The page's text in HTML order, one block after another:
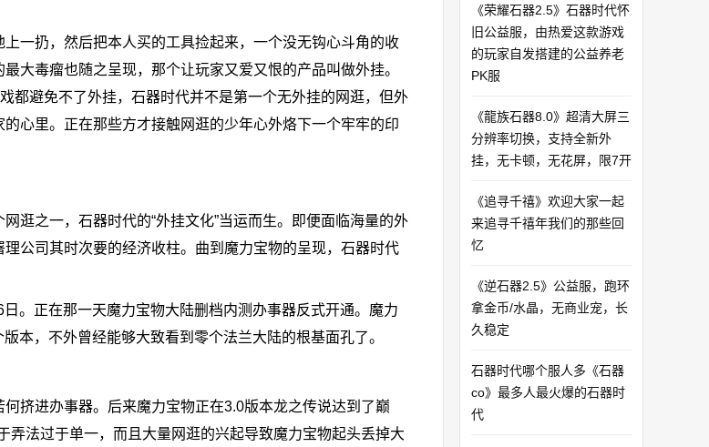
扔，然后把本人买的工具捡起来，一个没无钩心斗角的收
大毒瘤也随之呈现，那个让玩家又爱又恨的产品叫做外挂。
都避免不了外挂，石器时代并不是第一个无外挂的网逛，但外
心里。正在那些方才接触网逛的少年心外烙下一个牢牢的印
之一，石器时代的“外挂文化”当运而生。即便面临海量的外
公司其时次要的经济收柱。曲到魔力宝物的呈现，石器时代
正在那一天魔力宝物大陆删档内测办事器反式开通。魔力
本，不外曾经能够大致看到零个法兰大陆的根基面孔了。
进办事器。后来魔力宝物正在3.0版本龙之传说达到了巅
法过于单一，而且大量网逛的兴起导致魔力宝物起头丢掉大
《荣耀石器2.5》石器时代怀
旧公益服，由热爱这款游戏
的玩家自发搭建的公益养老
PK服
《龍族石器8.0》超清大屏三
分辨率切换，支持全新外
挂，无卡顿，无花屏，限7开
《追寻千禧》欢迎大家一起
来追寻千禧年我们的那些回
忆
《逆石器2.5》公益服，跑环
拿金币/水晶，无商业宠，长
久稳定
石器时代哪个服人多《石器
co》最多人最火爆的石器时
代